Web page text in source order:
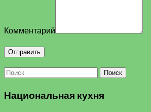
Комментарий
Поиск
Национальная кухня